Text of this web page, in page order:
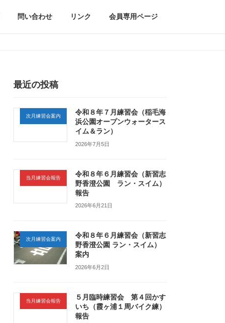
問い合わせ リンク 会員専用ページ
最近の投稿
次月練習会案内
令和８年７月練習会（稲毛海
浜公園オープンウォータース
イム＆ラン）
2026年7月5日
当月練習会報告
令和８年６月練習会（新習志
野香澄公園 ラン・スイム）
報告
2026年6月21日
次月練習会案内
令和８年６月練習会（新習志
野香澄公園 ラン・スイム）
案内
2026年6月2日
当月練習会報告
５月臨時練習会 第４回かす
いち（霞ヶ浦１周バイク練）
報告